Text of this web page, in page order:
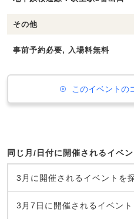
その他
事前予約必要, 入場料無料
このイベントの
同じ月/日付に開催されるイベ
3月に開催されるイベントを
3月7日に開催されるイベント